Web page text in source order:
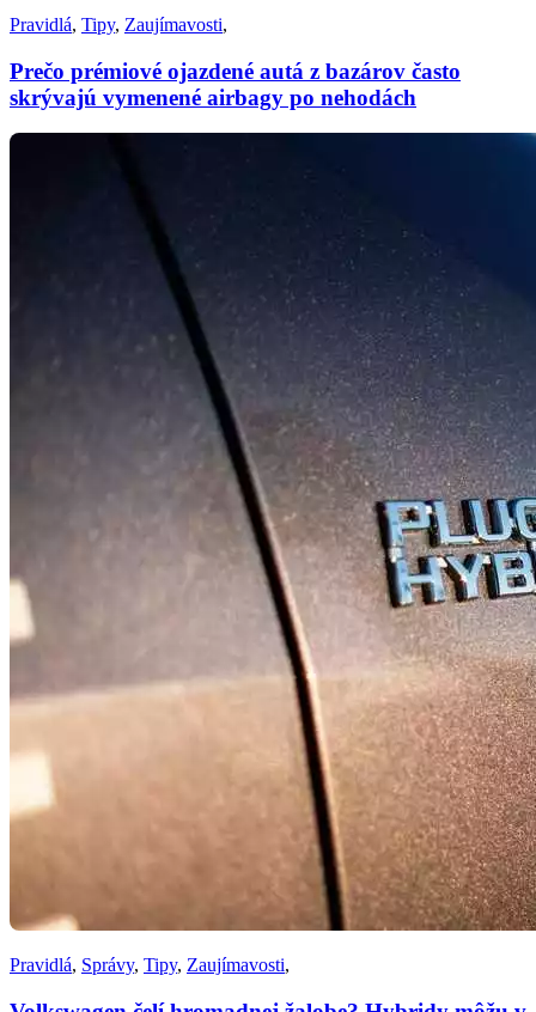
Pravidlá, Tipy, Zaujímavosti,
Prečo prémiové ojazdené autá z bazárov často
skrývajú vymenené airbagy po nehodách
Pravidlá, Správy, Tipy, Zaujímavosti,